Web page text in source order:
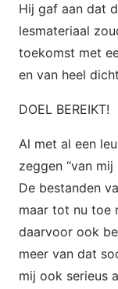
Hij gaf aan dat
lesmateriaal
toekomst met
en van heel
DOEL BEREIKT!
Al met al een
zeggen “van
De bestanden
maar tot nu toe
daarvoor ook
meer van dat
mij ook serieus